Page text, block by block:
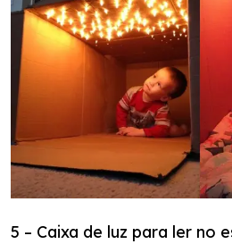
5 – Caixa de luz para ler no